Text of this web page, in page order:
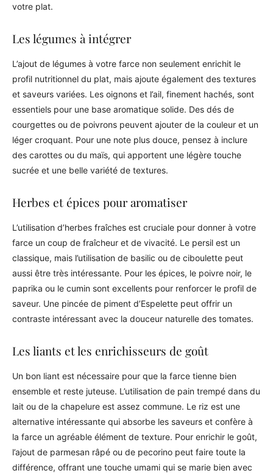
votre plat.
Les légumes à intégrer
L’ajout de légumes à votre farce non seulement enrichit le
profil nutritionnel du plat, mais ajoute également des textures
et saveurs variées. Les oignons et l’ail, finement hachés, sont
essentiels pour une base aromatique solide. Des dés de
courgettes ou de poivrons peuvent ajouter de la couleur et un
léger croquant. Pour une note plus douce, pensez à inclure
des carottes ou du maïs, qui apportent une légère touche
sucrée et une belle variété de textures.
Herbes et épices pour aromatiser
L’utilisation d’herbes fraîches est cruciale pour donner à votre
farce un coup de fraîcheur et de vivacité. Le persil est un
classique, mais l’utilisation de basilic ou de ciboulette peut
aussi être très intéressante. Pour les épices, le poivre noir, le
paprika ou le cumin sont excellents pour renforcer le profil de
saveur. Une pincée de piment d’Espelette peut offrir un
contraste intéressant avec la douceur naturelle des tomates.
Les liants et les enrichisseurs de goût
Un bon liant est nécessaire pour que la farce tienne bien
ensemble et reste juteuse. L’utilisation de pain trempé dans du
lait ou de la chapelure est assez commune. Le riz est une
alternative intéressante qui absorbe les saveurs et confère à
la farce un agréable élément de texture. Pour enrichir le goût,
l’ajout de parmesan râpé ou de pecorino peut faire toute la
différence, offrant une touche umami qui se marie bien avec